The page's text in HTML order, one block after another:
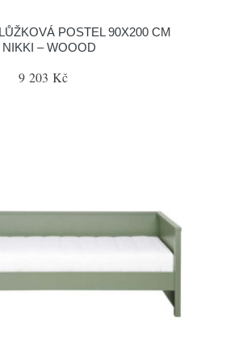
POSTEL 90X200 CM
NIKKI – WOOOD
9 203 Kč